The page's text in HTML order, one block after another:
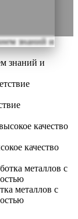
знаний и
качество
металлов с